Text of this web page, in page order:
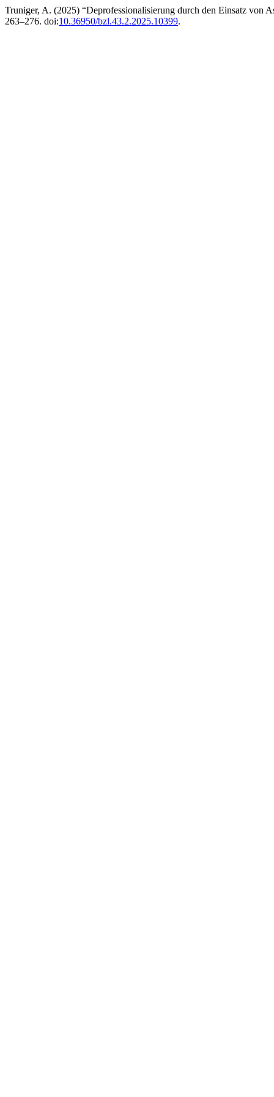
Truniger, A. (2025) “Deprofessionalisierung durch den Einsatz von
263–276. doi:10.36950/bzl.43.2.2025.10399.